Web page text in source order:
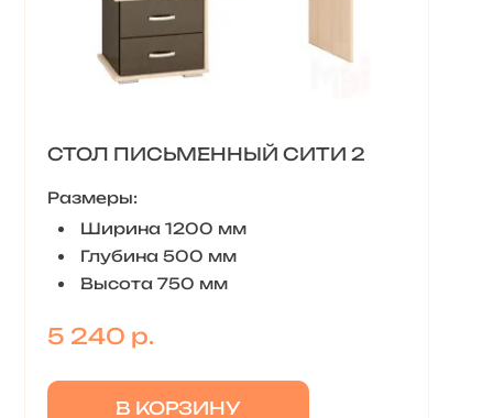
СТОЛ ПИСЬМЕННЫЙ СИТИ 2
Размеры:
Ширина 1200 мм
Глубина 500 мм
Высота 750 мм
5 240 р.
В КОРЗИНУ